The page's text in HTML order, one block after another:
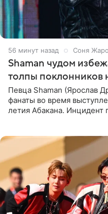
57 минут назад Соня
Shaman чудом
толпы поклонников
Певца Shaman (Ярослав
фанаты во время
летия Абакана.